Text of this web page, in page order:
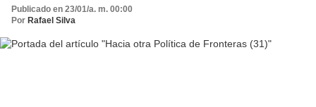
Publicado en 23/01/a. m. 00:00
Por Rafael Silva